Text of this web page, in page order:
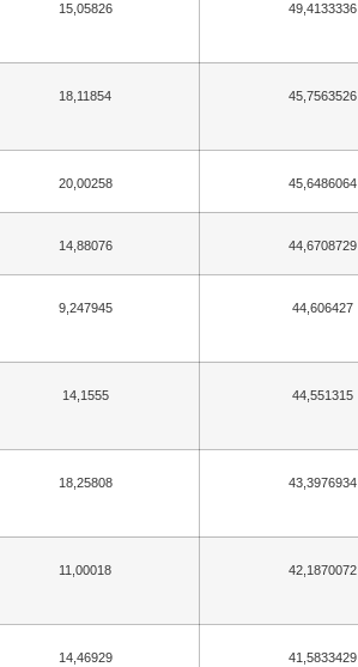
15,05826 49,4133336
18,11854 45,7563526
20,00258 45,6486064
14,88076 44,6708729
9,247945 44,606427
14,1555 44,551315
18,25808 43,3976934
11,00018 42,1870072
14,46929 41,5833429